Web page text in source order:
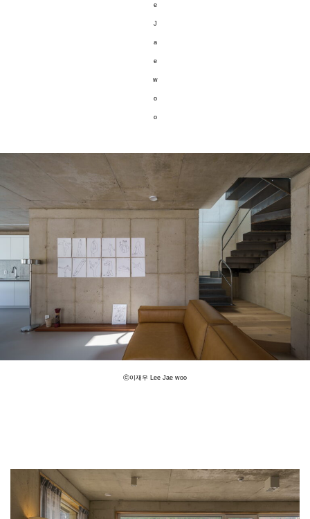
e
J
a
e
w
o
o
ⓒ이재우 Lee Jae woo